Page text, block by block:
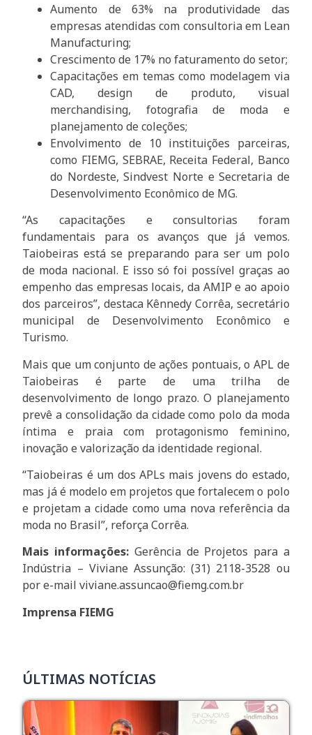
Aumento de 63% na produtividade das
empresas atendidas com consultoria em Lean
Manufacturing;
Crescimento de 17% no faturamento do setor;
Capacitações em temas como modelagem via
CAD, design de produto, visual
merchandising, fotografia de moda e
planejamento de coleções;
Envolvimento de 10 instituições parceiras,
como FIEMG, SEBRAE, Receita Federal, Banco
do Nordeste, Sindvest Norte e Secretaria de
Desenvolvimento Econômico de MG.
“As capacitações e consultorias foram
fundamentais para os avanços que já vemos.
Taiobeiras está se preparando para ser um polo
de moda nacional. E isso só foi possível graças ao
empenho das empresas locais, da AMIP e ao apoio
dos parceiros”, destaca Kênnedy Corrêa, secretário
municipal de Desenvolvimento Econômico e
Turismo.
Mais que um conjunto de ações pontuais, o APL de
Taiobeiras é parte de uma trilha de
desenvolvimento de longo prazo. O planejamento
prevê a consolidação da cidade como polo da moda
íntima e praia com protagonismo feminino,
inovação e valorização da identidade regional.
“Taiobeiras é um dos APLs mais jovens do estado,
mas já é modelo em projetos que fortalecem o polo
e projetam a cidade como uma nova referência da
moda no Brasil”, reforça Corrêa.
Mais informações: Gerência de Projetos para a
Indústria – Viviane Assunção: (31) 2118-3528 ou
por e-mailviviane.assuncao@fiemg.com.br
Imprensa FIEMG
ÚLTIMAS NOTÍCIAS